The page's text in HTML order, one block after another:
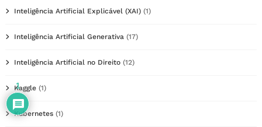
Inteligência Artificial Explicável (XAI) (1)
Inteligência Artificial Generativa (17)
Inteligência Artificial no Direito (12)
Kaggle (1)
Kubernetes (1)
1